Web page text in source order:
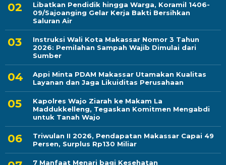
Libatkan Pendidik hingga Warga, Koramil 1406-
09/Sajoanging Gelar Kerja Bakti Bersihkan
Saluran Air
Instruksi Wali Kota Makassar Nomor 3 Tahun
2026: Pemilahan Sampah Wajib Dimulai dari
Sumber
Appi Minta PDAM Makassar Utamakan Kualitas
Layanan dan Jaga Likuiditas Perusahaan
Kapolres Wajo Ziarah ke Makam La
Maddukkelleng, Tegaskan Komitmen Mengabdi
untuk Tanah Wajo
Triwulan II 2026, Pendapatan Makassar Capai 49
Persen, Surplus Rp130 Miliar
7 Manfaat Menari bagi Kesehatan